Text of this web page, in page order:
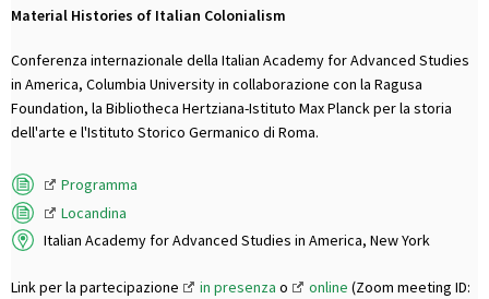
Material Histories of Italian Colonialism
Conferenza internazionale della Italian Academy for Advanced Studies
in America, Columbia University in collaborazione con la Ragusa
Foundation, la Bibliotheca Hertziana-Istituto Max Planck per la storia
dell'arte e l'Istituto Storico Germanico di Roma.
Programma
Locandina
Italian Academy for Advanced Studies in America, New York
Link per la partecipazione in presenza o online (Zoom meeting ID: